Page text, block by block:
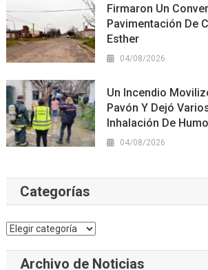
Firmaron Un
Pavimentación De
Esther
04/08/2026
Un Incendio
Pavón Y Dejó
Inhalación De Humo
04/08/2026
Categorías
Categorías
Archivo de Noticias